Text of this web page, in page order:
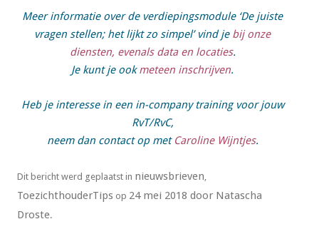
Meer informatie over de verdiepingsmodule ‘De juiste
vragen stellen; het lijkt zo simpel’ vind je bij onze
diensten, evenals data en locaties.
Je kunt je ookmeteen inschrijven.
Heb je interesse in een in-company training voor jouw
RvT/RvC,
neem dan contact op met Caroline Wijntjes.
Dit bericht werd geplaatst in nieuwsbrieven,
ToezichthouderTips op 24 mei 2018 door Natascha
Droste.